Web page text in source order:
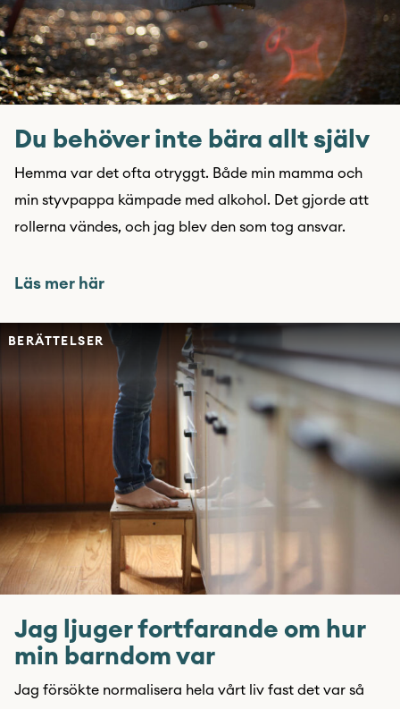
Du behöver inte bära allt själv
Hemma var det ofta otryggt. Både min mamma och
min styvpappa kämpade med alkohol. Det gjorde att
rollerna vändes, och jag blev den som tog ansvar.
Läs mer här
BERÄTTELSER
Jag ljuger fortfarande om hur
min barndom var
Jag försökte normalisera hela vårt liv fast det var så